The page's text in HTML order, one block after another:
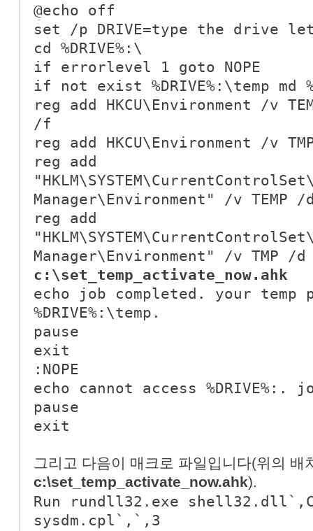
@echo off
set /p DRIVE=type the drive
cd %DRIVE%:\
if errorlevel 1 goto NOPE
if not exist %DRIVE%:\temp md
reg add HKCU\Environment /v
/f
reg add HKCU\Environment /v
reg add
Manager\Environment" /v TEMP /
reg add
Manager\Environment" /v TMP /d
c:\set_temp_activate_now.ahk
echo job completed. your temp
%DRIVE%:\temp.
pause
exit
:NOPE
echo cannot access %DRIVE%:.
pause
exit
그리고 다음이 매크로 파일입니다(위의 배
c:\set_temp_activate_now.ahk).
Run rundll32.exe
sysdm.cpl`,`,3